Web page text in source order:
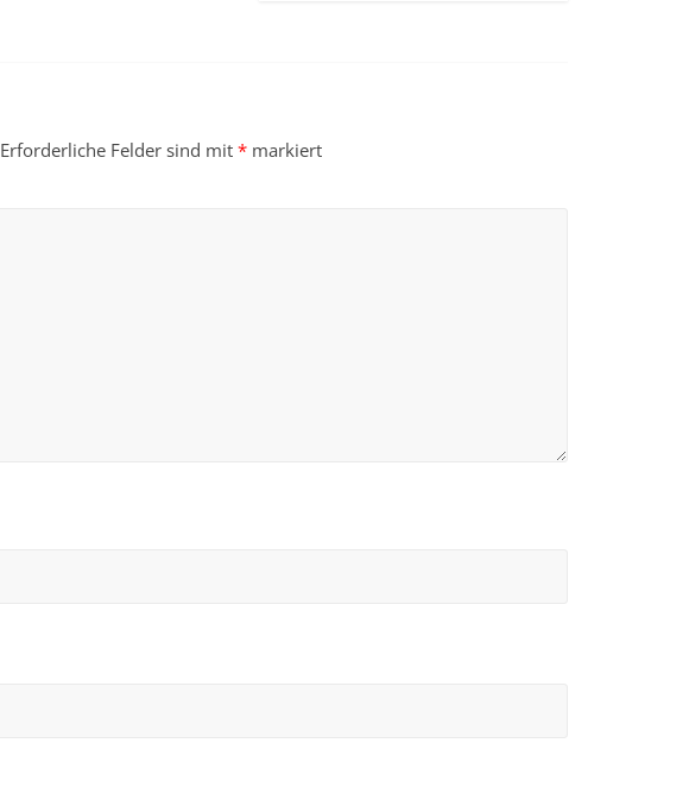
Erforderliche Felder sind mit * markiert